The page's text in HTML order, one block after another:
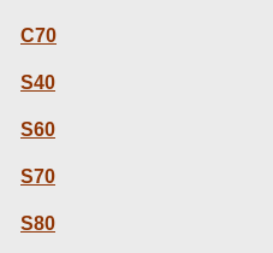
C70
S40
S60
S70
S80